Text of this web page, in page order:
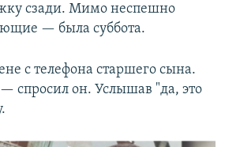
сзади. Мимо неспешно
— была суббота.
с телефона старшего сына.
спросил он. Услышав "да, это